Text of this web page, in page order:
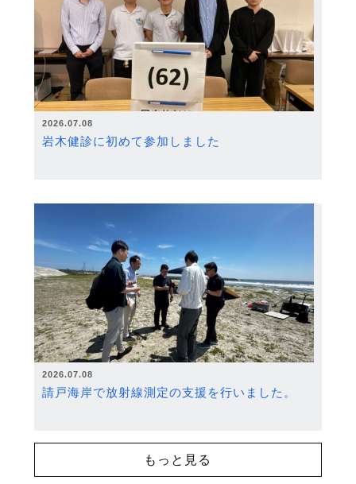
2026.07.08
岩木健診に初めて参加しました
2026.07.08
請戸海岸で放射線測定の支援を行いました。
もっと見る